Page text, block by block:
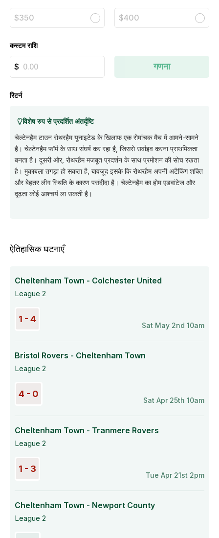
$350 $400
कस्टम राशि
गणना
रिटर्न
विशेष रुप से प्रदर्शित अंतर्दृष्टि
चेल्टेनहैम टाउन रोथरहैम यूनाइटेड के खिलाफ एक रोमांचक मैच में आमने-सामने
है। चेल्टेनहैम फॉर्म के साथ संघर्ष कर रहा है, जिससे सर्वाइव करना प्राथमिकता
बनता है। दूसरी ओर, रोथरहैम मजबूत प्रदर्शन के साथ प्रमोशन की सोच रखता
है। मुकाबला तगड़ा हो सकता है, बावजूद इसके कि रोथरहैम अपनी अटैकिंग शक्ति
और बेहतर लीग स्थिति के कारण पसंदीदा है। चेल्टेनहैम का होम एडवांटेज और
दृढ़ता कोई आश्चर्य ला सकती है।
ऐतिहासिक घटनाएँ
Cheltenham Town - Colchester United
League 2
1 - 4
Sat May 2nd 10am
Bristol Rovers - Cheltenham Town
League 2
4 - 0
Sat Apr 25th 10am
Cheltenham Town - Tranmere Rovers
League 2
1 - 3
Tue Apr 21st 2pm
Cheltenham Town - Newport County
League 2